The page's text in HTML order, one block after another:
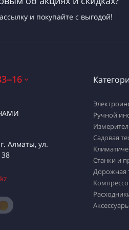
и покупайте с выгодой!
Алматы, ул.
38
Ручной
Садовая
Станки и
Дорожная